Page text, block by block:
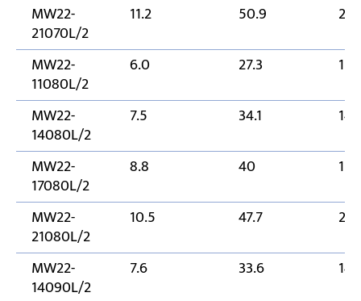
MW22-
21070L/2
11.2 50.9
MW22-
11080L/2
6.0 27.3
MW22-
14080L/2
7.5 34.1
MW22-
17080L/2
8.8 40
MW22-
21080L/2
10.5 47.7
MW22-
14090L/2
7.6 33.6